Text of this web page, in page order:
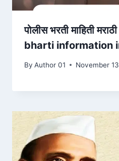
पोलीस भरती माहिती
bharti information
By Author 01 November